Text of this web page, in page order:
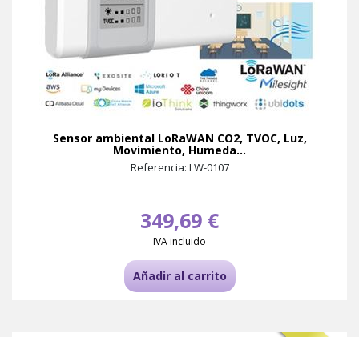
Sensor ambiental LoRaWAN CO2, TVOC, Luz,
Movimiento, Humeda...
Referencia: LW-0107
349,69 €
IVA incluido
Añadir al carrito